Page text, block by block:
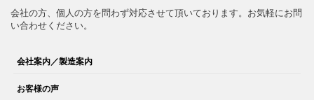
会社の方、個人の方を問わず対応させて頂いております。お気軽にお問
い合わせください。
会社案内／製造案内
お客様の声